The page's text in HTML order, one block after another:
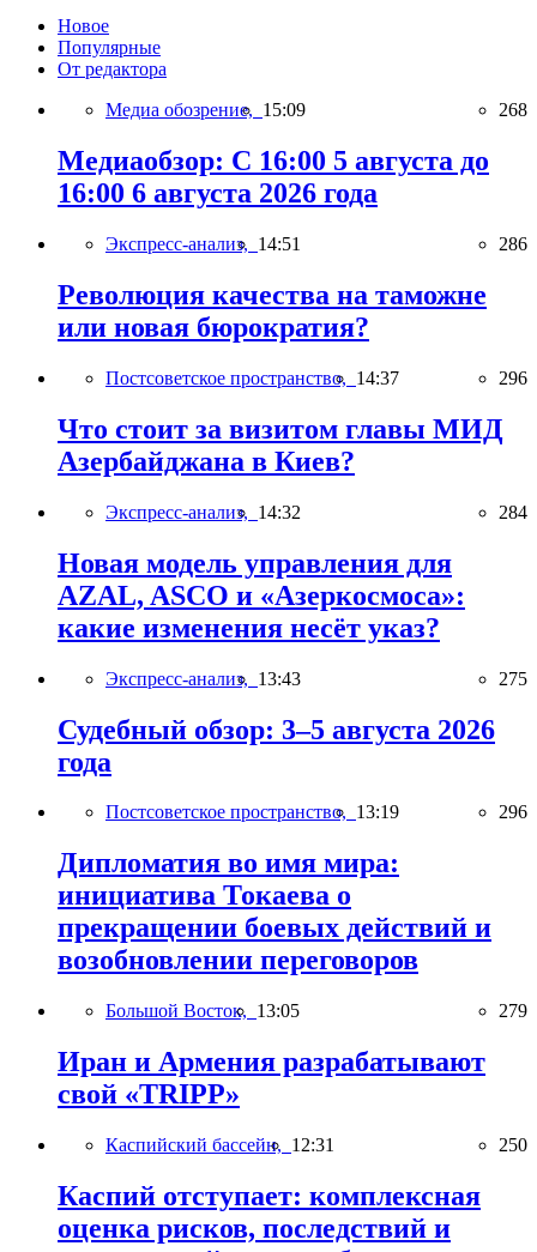
Новое
Популярные
От редактора
Медиа обозрение, 15:09 268
Медиаобзор: С 16:00 5 августа до
16:00 6 августа 2026 года
Экспресс-анализ, 14:51 286
Революция качества на таможне
или новая бюрократия?
Постсоветское пространство, 14:37 296
Что стоит за визитом главы МИД
Азербайджана в Киев?
Экспресс-анализ, 14:32 284
Новая модель управления для
AZAL, ASCO и «Азеркосмоса»:
какие изменения несёт указ?
Экспресс-анализ, 13:43 275
Судебный обзор: 3–5 августа 2026
года
Постсоветское пространство, 13:19 296
Дипломатия во имя мира:
инициатива Токаева о
прекращении боевых действий и
возобновлении переговоров
Большой Восток, 13:05 279
Иран и Армения разрабатывают
свой «TRIPP»
Каспийский бассейн, 12:31 250
Каспий отступает: комплексная
оценка рисков, последствий и